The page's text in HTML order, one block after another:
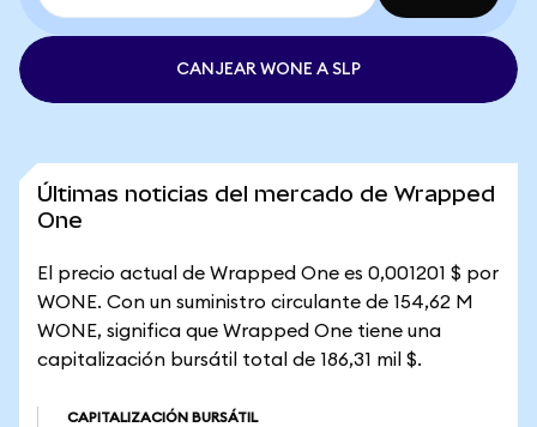
CANJEAR WONE A SLP
Últimas noticias del mercado de Wrapped
One
El precio actual de Wrapped One es 0,001201 $ por
WONE. Con un suministro circulante de 154,62 M
WONE, significa que Wrapped One tiene una
capitalización bursátil total de 186,31 mil $.
CAPITALIZACIÓN BURSÁTIL